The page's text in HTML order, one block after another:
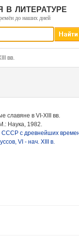
литературе
до наших дней
вв.
славяне в VI-XIII вв.
М.: Наука, 1982.
СССР с древнейших
VI - нач. XIII в.